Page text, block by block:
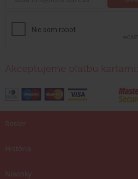
Akceptujeme platbu kartami:
Rosler
História
Novinky